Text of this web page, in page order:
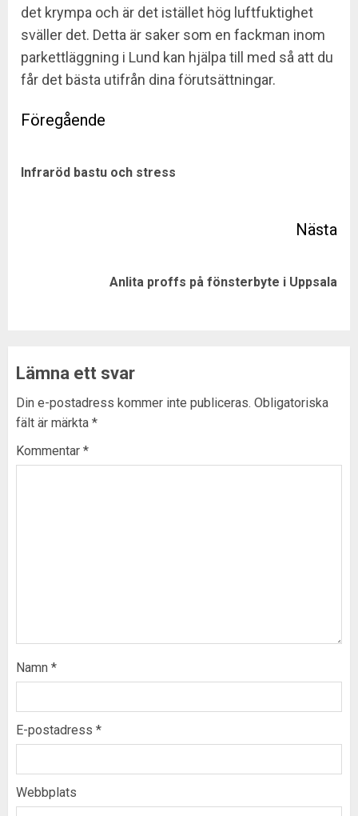
det krympa och är det istället hög luftfuktighet
sväller det. Detta är saker som en fackman inom
parkettläggning i Lund kan hjälpa till med så att du
får det bästa utifrån dina förutsättningar.
Post
Infraröd bastu och stress
Anlita proffs på fönsterbyte i Uppsala
Lämna ett svar
Din e-postadress kommer inte publiceras. Obligatoriska
fält är märkta *
Kommentar *
Namn *
E-postadress *
Webbplats